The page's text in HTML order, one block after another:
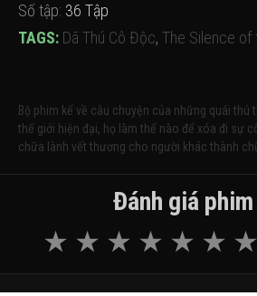
Số tập: 36 Tập
TAGS: Dã Thú Cô Độc, The Silence of
Bộ phim kể về câu chuyện của những quái thú
thế giới hiện đại, họ làm thế nào để xóa đi sự
chữa lành vết thương cho người khác thành
Đánh giá